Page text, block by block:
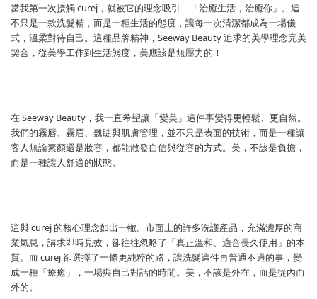
當我第一次接觸 curej，就被它的理念吸引—「治癒生活，治癒你」。這
不只是一款洗髮精，而是一種生活的態度，讓每一次清潔都成為一場儀
式，溫柔對待自己。這種品牌精神，Seeway Beauty 追求的美學理念完美
契合，從美學工作到生活態度，美應該是無壓力的！
在 Seeway Beauty，我一直希望讓「變美」這件事變得更輕鬆、更自然。
我們的霧唇、霧眉、翹睫與肌膚管理，並不只是表面的技術，而是一種讓
客人無論素顏還是妝容，都能散發自信與從容的方式。美，不該是負擔，
而是一種讓人舒適的狀態。
這與 curej 的核心理念如出一轍。市面上的許多洗護產品，充滿濃厚的商
業氣息，講求即時見效，卻往往忽略了「真正溫和、適合長久使用」的本
質。而 curej 卻選擇了一條更純粹的路，讓洗髮這件再普通不過的事，變
成一種「療癒」，一場與自己對話的時間。美，不該是外在，而是從內而
外的。